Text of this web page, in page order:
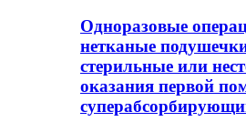
Одноразовые
нетканые
стерильные или
оказания первой